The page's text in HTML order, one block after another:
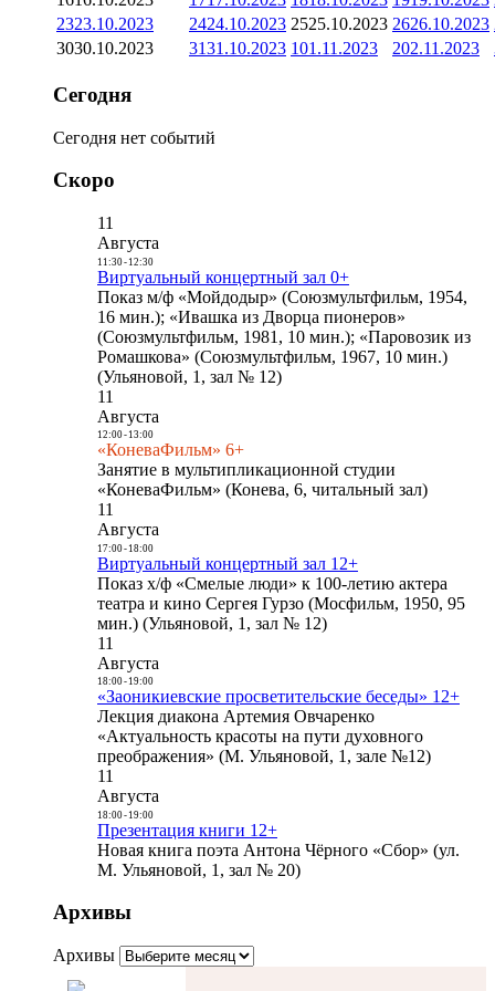
2323.10.2023 2424.10.2023 2525.10.2023 2626.10.2023
3030.10.2023 3131.10.2023 101.11.2023 202.11.2023
Сегодня
Сегодня нет событий
Скоро
11
Августа
11:30- 12:30
Виртуальный концертный зал 0+
Показ м/ф «Мойдодыр» (Союзмультфильм, 1954,
16 мин.); «Ивашка из Дворца пионеров»
(Союзмультфильм, 1981, 10 мин.); «Паровозик из
Ромашкова» (Союзмультфильм, 1967, 10 мин.)
(Ульяновой, 1, зал № 12)
11
Августа
12:00- 13:00
«КоневаФильм» 6+
Занятие в мультипликационной студии
«КоневаФильм» (Конева, 6, читальный зал)
11
Августа
17:00- 18:00
Виртуальный концертный зал 12+
Показ х/ф «Смелые люди» к 100-летию актера
театра и кино Сергея Гурзо (Мосфильм, 1950, 95
мин.) (Ульяновой, 1, зал № 12)
11
Августа
18:00- 19:00
«Заоникиевские просветительские беседы» 12+
Лекция диакона Артемия Овчаренко
«Актуальность красоты на пути духовного
преображения» (М. Ульяновой, 1, зале №12)
11
Августа
18:00- 19:00
Презентация книги 12+
Новая книга поэта Антона Чёрного «Сбор» (ул.
М. Ульяновой, 1, зал № 20)
Архивы
Архивы